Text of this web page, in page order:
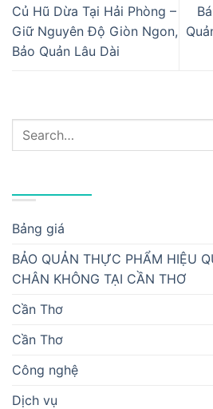
Củ Hũ Dừa Tại Hải Phòng –
Giữ Nguyên Độ Giòn Ngon,
Bảo Quản Lâu Dài
Bảng giá
BẢO QUẢN THỰC PHẨM HIỆU
CHÂN KHÔNG TẠI CẦN THƠ
Cần Thơ
Cần Thơ
Công nghệ
Dịch vụ